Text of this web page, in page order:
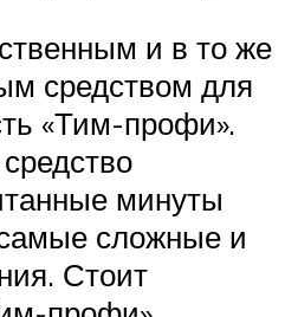
и в то же
средством для
«Тим-профи».
минуты
сложные и
Стоит